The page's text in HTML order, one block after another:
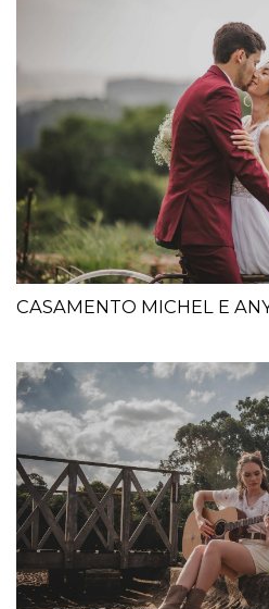
CASAMENTO MICHEL E